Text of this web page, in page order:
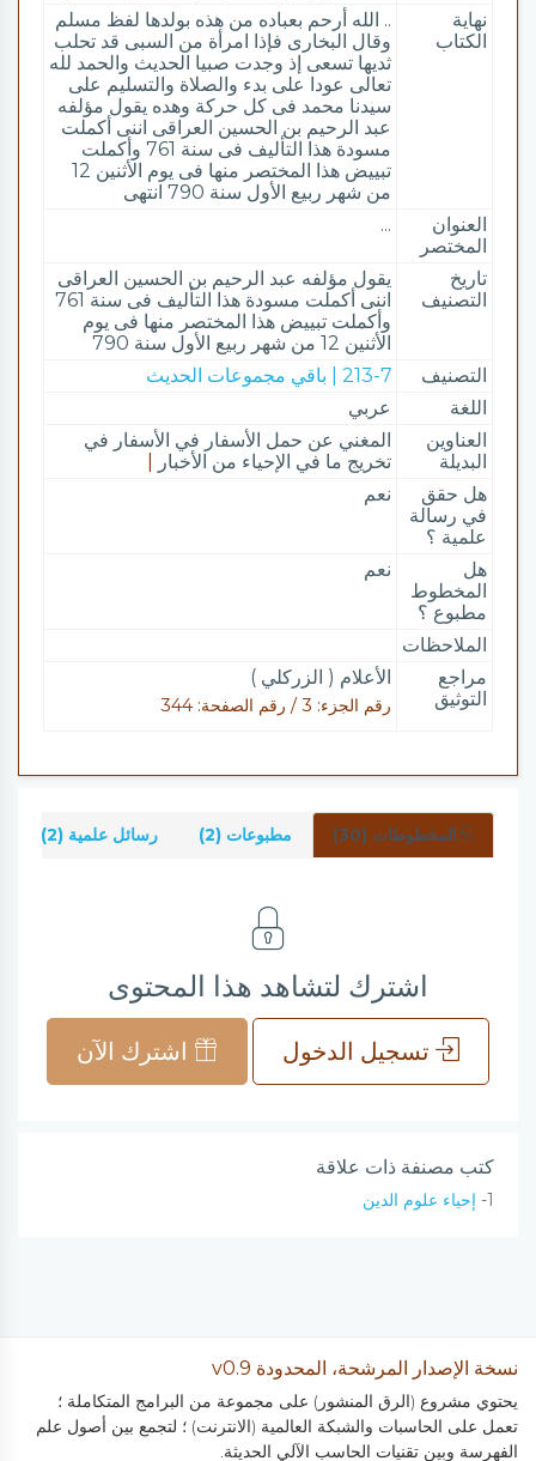
نهاية
الكتاب
.. الله أرحم بعباده من هذه بولدها لفظ مسلم
وقال البخارى فإذا امرأة من السبى قد تحلب
ثديها تسعى إذ وجدت صبيا الحديث والحمد لله
تعالى عودا على بدء والصلاة والتسليم على
سيدنا محمد فى كل حركة وهده يقول مؤلفه
عبد الرحيم بن الحسين العراقى اننى أكملت
مسودة هذا التأليف فى سنة 761 وأكملت
تبييض هذا المختصر منها فى يوم الأثنين 12
من شهر ربيع الأول سنة 790 انتهى
العنوان
المختصر
...
تاريخ
التصنيف
يقول مؤلفه عبد الرحيم بن الحسين العراقى
اننى أكملت مسودة هذا التأليف فى سنة 761
وأكملت تبييض هذا المختصر منها فى يوم
الأثنين 12 من شهر ربيع الأول سنة 790
التصنيف
213-7 | باقي مجموعات الحديث
اللغة
عربي
العناوين
البديلة
المغني عن حمل الأسفار في الأسفار في
تخريج ما في الإحياء من الأخبار
هل حقق
في رسالة
علمية ؟
نعم
هل
المخطوط
مطبوع ؟
نعم
الملاحظات
مراجع
التوثيق
الأعلام ( الزركلي )
رقم الجزء: 3 / رقم الصفحة: 344
المخطوطات (30) مطبوعات (2) رسائل علمية (2)
اشترك لتشاهد هذا المحتوى
تسجيل الدخول اشترك الآن
كتب مصنفة ذات علاقة
1- إحياء علوم الدين
نسخة الإصدار المرشحة، المحدودة v0.9
يحتوي مشروع (الرق المنشور) على مجموعة من البرامج المتكاملة ؛
تعمل على الحاسبات والشبكة العالمية (الانترنت) ؛ لتجمع بين أصول علم
الفهرسة وبين تقنيات الحاسب الآلي الحديثة.